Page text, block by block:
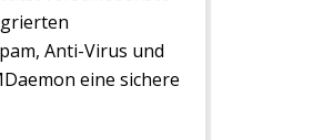
Anti-Virus und
eine sichere